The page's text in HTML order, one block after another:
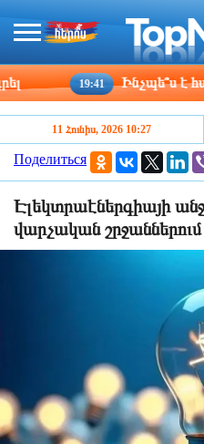
19:41 Ինչպե՞ս է
11 Հունիս, 2026 10:27
Поделиться
Էլեկտրաէներգիայի
վարչական